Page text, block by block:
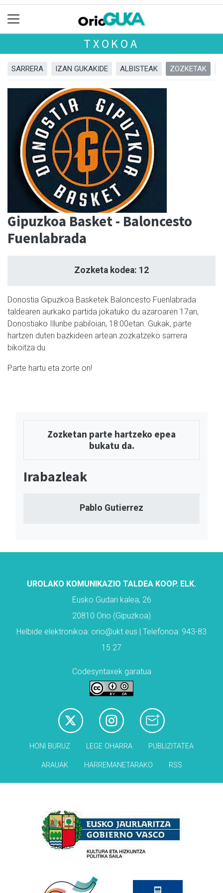
TXOKOA
SARRERA IZAN GUKAKIDE ALBISTEAK ZOZKETAK
Gipuzkoa Basket - Baloncesto
Fuenlabrada
Zozketa kodea: 12
Donostia Gipuzkoa Basketek Baloncesto Fuenlabrada
taldearen aurkako partida jokatuko du azaroaren 17an,
Donostiako Illunbe pabiloian, 18:00etan. Gukak, parte
hartzen duten bazkideen artean zozkatzeko sarrera
bikoitza du.
Parte hartu eta zorte on!
Zozketan parte hartzeko epea
bukatu da.
Irabazleak
Pablo Gutierrez
UROLAKO KOMUNIKAZIO TALDEA KOOP. ELK.
Eusko Gudari kalea, 26
20810 Orio (Gipuzkoa)
Helbide elektronikoa: orio@ukt.eus | Telefonoa: 943-83
15 27
Codesyntaxek garatua
HONI BURUZ LEGE OHARRA PUBLIZITATEA
ARAUAK HARREMANETARAKO RSS